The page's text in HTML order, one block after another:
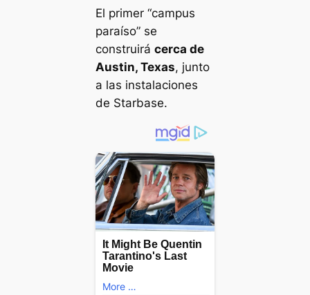
El primer “campus
paraíso” se
construirá cerca de
Austin, Texas, junto
a las instalaciones
de Starbase.